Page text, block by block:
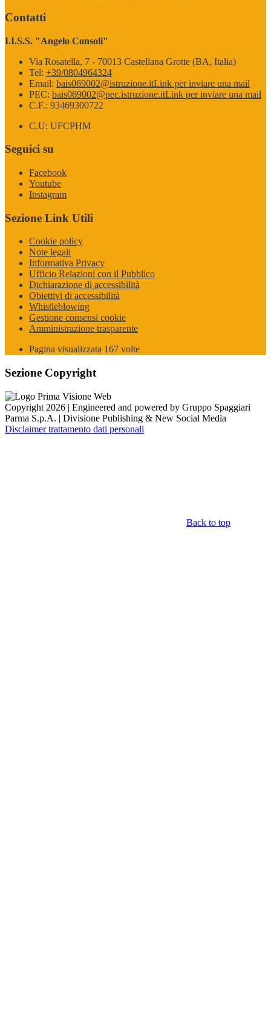
Contatti
I.I.S.S. "Angelo Consoli"
Via Rosatella, 7 - 70013 Castellana Grotte (BA, Italia)
Tel: +39/0804964324
Email: bais069002@istruzione.itLink per inviare una mail
PEC: bais069002@pec.istruzione.itLink per inviare una mail
C.F.: 93469300722
C.U: UFCPHM
Seguici su
Facebook
Youtube
Instagram
Sezione Link Utili
Cookie policy
Note legali
Informativa Privacy
Ufficio Relazioni con il Pubblico
Dichiarazione di accessibilità
Obiettivi di accessibilità
Whistleblowing
Gestione consensi cookie
Amministrazione trasparente
Pagina visualizzata 167 volte
Sezione Copyright
Copyright 2026 | Engineered and powered by Gruppo Spaggiari
Parma S.p.A. | Divisione Publishing & New Social Media
Disclaimer trattamento dati personali
Back to top